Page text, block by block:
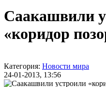
Саакашвили
«коридор
Категория: Новости мира
24-01-2013, 13:56